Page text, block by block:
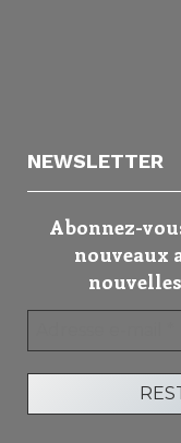
NEWSLETTER
Abonnez-
nouveaux